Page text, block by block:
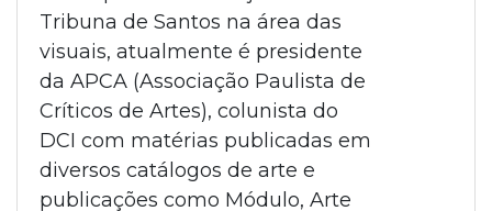
Tribuna de Santos na área das
visuais, atualmente é presidente
da APCA (Associação Paulista de
Críticos de Artes), colunista do
DCI com matérias publicadas em
diversos catálogos de arte e
publicações como Módulo, Arte